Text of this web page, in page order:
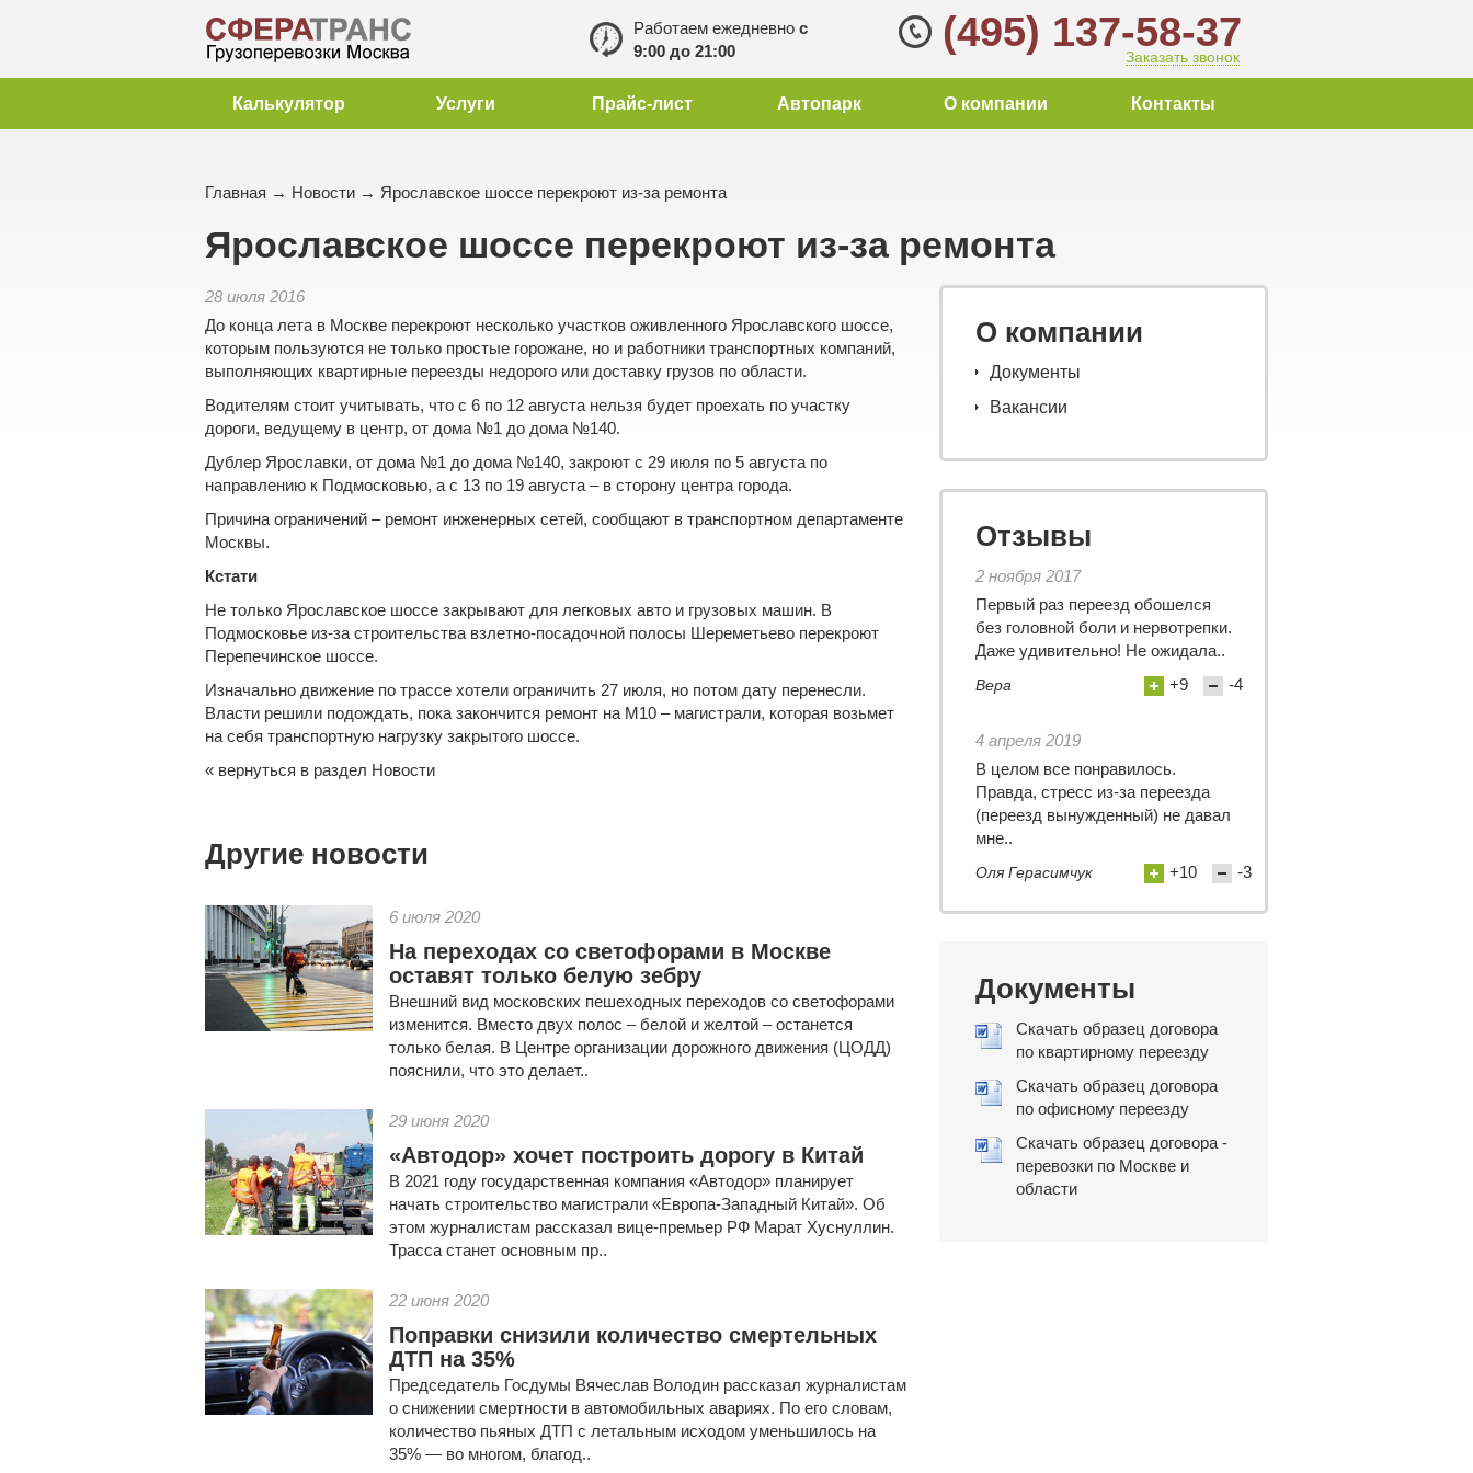
Калькулятор Услуги Прайс-лист Автопарк О компании Контакты
(495) 137-58-37
Заказать звонок
Работаем ежедневно с
9:00 до 21:00
Главная → Новости → Ярославское шоссе перекроют из-за ремонта
Ярославское шоссе перекроют из-за ремонта
28 июля 2016
До конца лета в Москве перекроют несколько участков оживленного Ярославского шоссе,
которым пользуются не только простые горожане, но и работники транспортных компаний,
выполняющих квартирные переезды недорого или доставку грузов по области.
Водителям стоит учитывать, что с 6 по 12 августа нельзя будет проехать по участку
дороги, ведущему в центр, от дома №1 до дома №140.
Дублер Ярославки, от дома №1 до дома №140, закроют с 29 июля по 5 августа по
направлению к Подмосковью, а с 13 по 19 августа – в сторону центра города.
Причина ограничений – ремонт инженерных сетей, сообщают в транспортном департаменте
Москвы.
Кстати
Не только Ярославское шоссе закрывают для легковых авто и грузовых машин. В
Подмосковье из-за строительства взлетно-посадочной полосы Шереметьево перекроют
Перепечинское шоссе.
Изначально движение по трассе хотели ограничить 27 июля, но потом дату перенесли.
Власти решили подождать, пока закончится ремонт на М10 – магистрали, которая возьмет
на себя транспортную нагрузку закрытого шоссе.
« вернуться в раздел Новости
Другие новости
6 июля 2020
На переходах со светофорами в Москве
оставят только белую зебру
Внешний вид московских пешеходных переходов со светофорами
изменится. Вместо двух полос – белой и желтой – останется
только белая. В Центре организации дорожного движения (ЦОДД)
пояснили, что это делает..
29 июня 2020
«Автодор» хочет построить дорогу в Китай
В 2021 году государственная компания «Автодор» планирует
начать строительство магистрали «Европа-Западный Китай». Об
этом журналистам рассказал вице-премьер РФ Марат Хуснуллин.
Трасса станет основным пр..
22 июня 2020
Поправки снизили количество смертельных
ДТП на 35%
Председатель Госдумы Вячеслав Володин рассказал журналистам
о снижении смертности в автомобильных авариях. По его словам,
количество пьяных ДТП с летальным исходом уменьшилось на
35% — во многом, благод..
О компании
Документы
Вакансии
Отзывы
2 ноября 2017
Первый раз переезд обошелся
без головной боли и нервотрепки.
Даже удивительно! Не ожидала..
Вера +9 -4
4 апреля 2019
В целом все понравилось.
Правда, стресс из-за переезда
(переезд вынужденный) не давал
мне..
Оля Герасимчук +10 -3
Документы
Скачать образец договора
по квартирному переезду
Скачать образец договора
по офисному переезду
Скачать образец договора -
перевозки по Москве и
области